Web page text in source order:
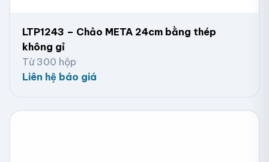
LTP1243 – Chảo META 24cm bằng thép
không gỉ
Từ 300 hộp
Liên hệ báo giá